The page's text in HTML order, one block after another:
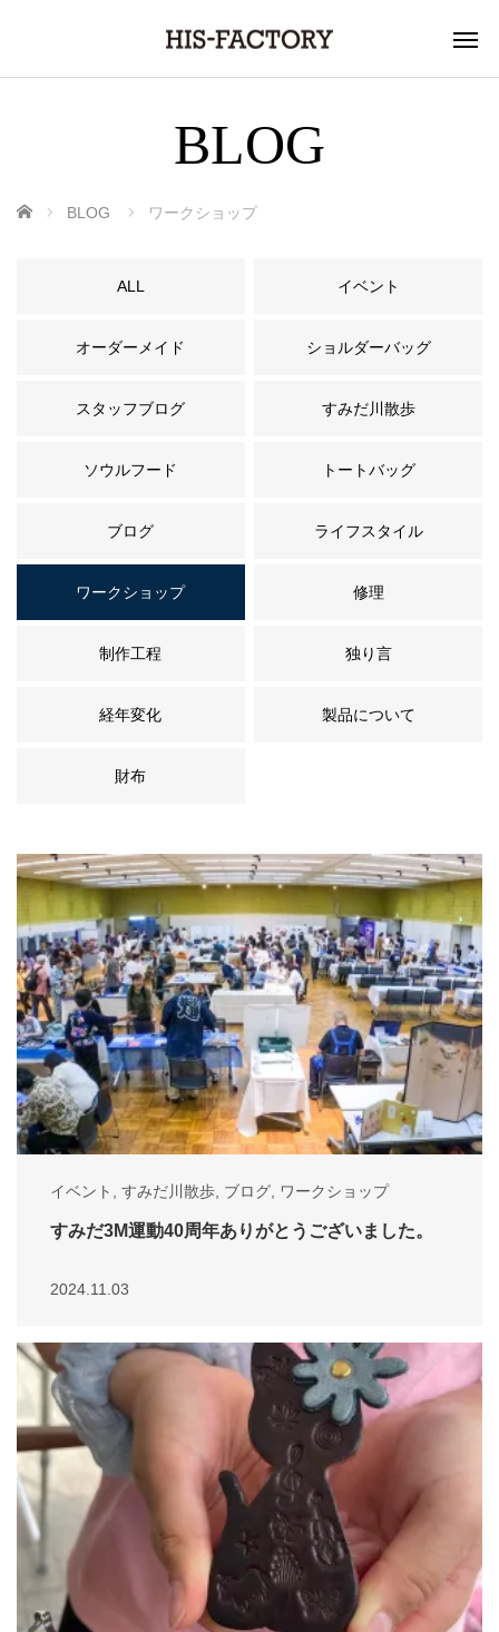
BLOG
ホーム BLOG ワークショップ
ALL イベント
オーダーメイド ショルダーバッグ
スタッフブログ すみだ川散歩
ソウルフード トートバッグ
ブログ ライフスタイル
ワークショップ 修理
制作工程 独り言
経年変化 製品について
財布
イベント すみだ川散歩 ブログ ワークショップ
すみだ3M運動40周年ありがとうございました。
2024.11.03